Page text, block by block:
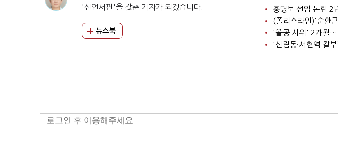
'신언서판'을 갖춘 기자가 되겠습니다.
뉴스북
홍명보 선임 논란 2
'올공 시위' 2개월…